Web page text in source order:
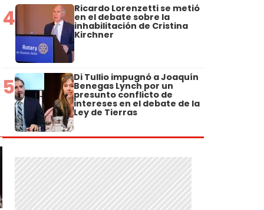
4 Ricardo Lorenzetti se metió
en el debate sobre la
inhabilitación de Cristina
Kirchner
5 Di Tullio impugnó a Joaquín
Benegas Lynch por un
presunto conflicto de
intereses en el debate de la
Ley de Tierras